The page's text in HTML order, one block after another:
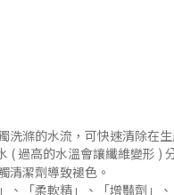
洗滌的水流，可快速清除在
( 過高的水溫會讓纖維變形 )
清潔劑導致褪色。
「柔軟精」
、「增豔劑」